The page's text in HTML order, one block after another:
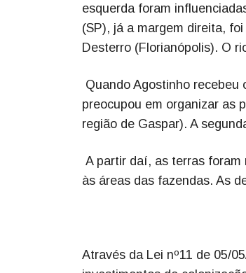
esquerda foram
(SP), já a margem direita,
Desterro (Florianópolis). O
Quando Agostinho recebeu
preocupou em organizar as
região de Gaspar). A
A partir daí, as terras foram
às áreas das fazendas. As
Através da Lei nº11 de 05/